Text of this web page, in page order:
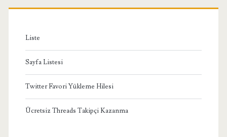
Liste
Sayfa Listesi
Twitter Favori Yükleme Hilesi
Ücretsiz Threads Takipçi Kazanma